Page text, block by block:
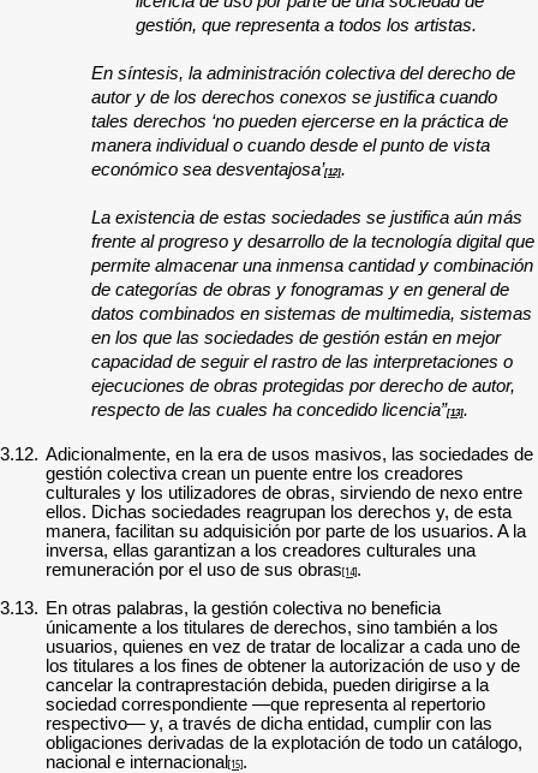
gestión, que representa a todos los artistas.
En síntesis, la administración colectiva del derecho de
autor y de los derechos conexos se justifica cuando
tales derechos ‘no pueden ejercerse en la práctica de
manera individual o cuando desde el punto de vista
económico sea desventajosa’[12].
La existencia de estas sociedades se justifica aún más
frente al progreso y desarrollo de la tecnología digital que
permite almacenar una inmensa cantidad y combinación
de categorías de obras y fonogramas y en general de
datos combinados en sistemas de multimedia, sistemas
en los que las sociedades de gestión están en mejor
capacidad de seguir el rastro de las interpretaciones o
ejecuciones de obras protegidas por derecho de autor,
respecto de las cuales ha concedido licencia”[13].
3.12. Adicionalmente, en la era de usos masivos, las sociedades de
gestión colectiva crean un puente entre los creadores
culturales y los utilizadores de obras, sirviendo de nexo entre
ellos. Dichas sociedades reagrupan los derechos y, de esta
manera, facilitan su adquisición por parte de los usuarios. A la
inversa, ellas garantizan a los creadores culturales una
remuneración por el uso de sus obras[14].
3.13. En otras palabras, la gestión colectiva no beneficia
únicamente a los titulares de derechos, sino también a los
usuarios, quienes en vez de tratar de localizar a cada uno de
los titulares a los fines de obtener la autorización de uso y de
cancelar la contraprestación debida, pueden dirigirse a la
sociedad correspondiente —que representa al repertorio
respectivo— y, a través de dicha entidad, cumplir con las
obligaciones derivadas de la explotación de todo un catálogo,
nacional e internacional [15].